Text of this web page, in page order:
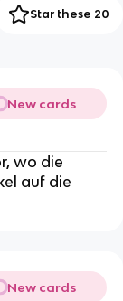
Star these 20
New cards
wo die
auf die
New cards